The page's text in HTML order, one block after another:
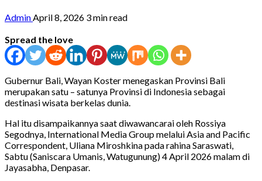
AdminApril 8, 2026 3 min read
Spread the love
Gubernur Bali, Wayan Koster menegaskan Provinsi Bali
merupakan satu – satunya Provinsi di Indonesia sebagai
destinasi wisata berkelas dunia.
Hal itu disampaikannya saat diwawancarai oleh Rossiya
Segodnya, International Media Group melalui Asia and Pacific
Correspondent, Uliana Miroshkina pada rahina Saraswati,
Sabtu (Saniscara Umanis, Watugunung) 4 April 2026 malam di
Jayasabha, Denpasar.